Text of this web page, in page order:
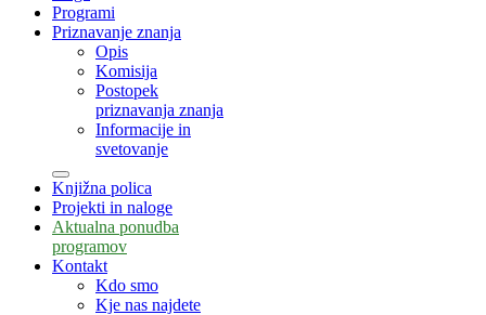
Programi
Priznavanje znanja
Opis
Komisija
Postopek
priznavanja znanja
Informacije in
svetovanje
Knjižna polica
Projekti in naloge
Aktualna ponudba
programov
Kontakt
Kdo smo
Kje nas najdete